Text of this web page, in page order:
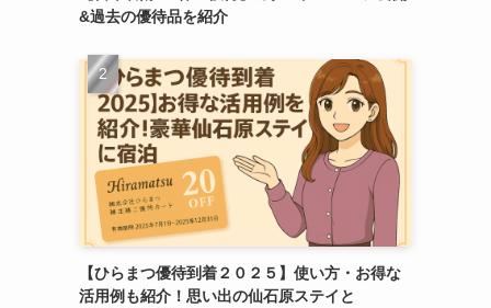
&過去の優待品を紹介
【ひらまつ優待到着２０２５】使い方・お得な
活用例も紹介！思い出の仙石原ステイと